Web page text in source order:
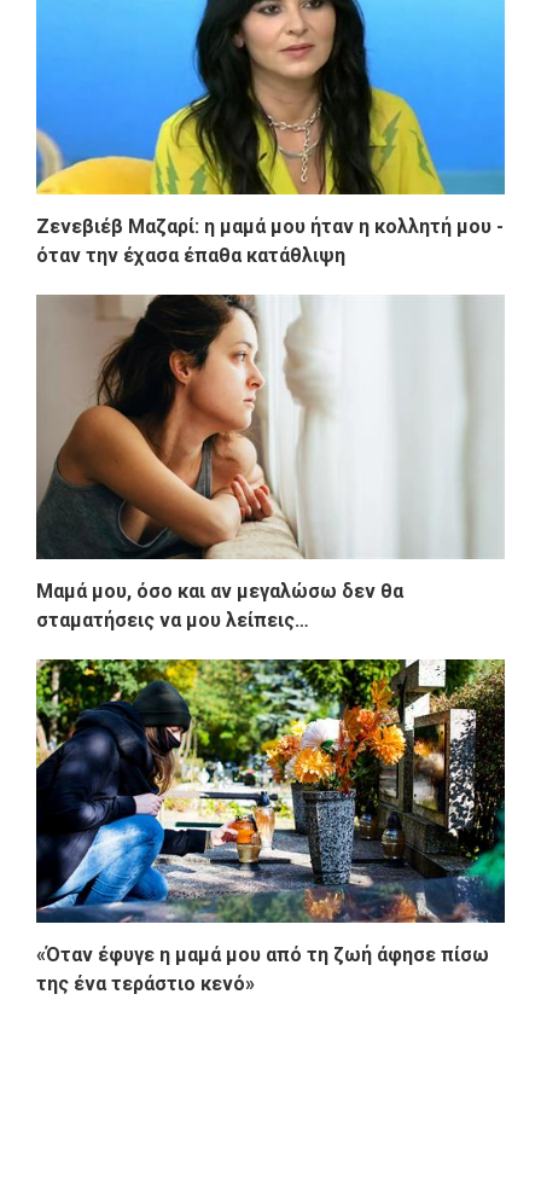
Ζενεβιέβ Μαζαρί: η μαμά μου ήταν η κολλητή μου -
όταν την έχασα έπαθα κατάθλιψη
Μαμά μου, όσο και αν μεγαλώσω δεν θα
σταματήσεις να μου λείπεις…
«Όταν έφυγε η μαμά μου από τη ζωή άφησε πίσω
της ένα τεράστιο κενό»